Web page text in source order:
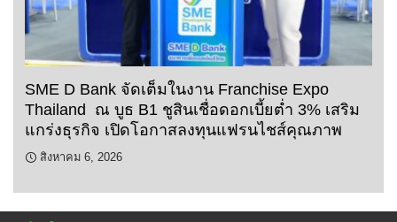
SME D Bank จัดเต็มในงาน Franchise Expo
Thailand ณ บูธ B1 ชูสินเชื่อดอกเบี้ยต่ำ 3% เสริม
แกร่งธุรกิจ เปิดโอกาสลงทุนแฟรนไชส์คุณภาพ
สิงหาคม 6, 2026